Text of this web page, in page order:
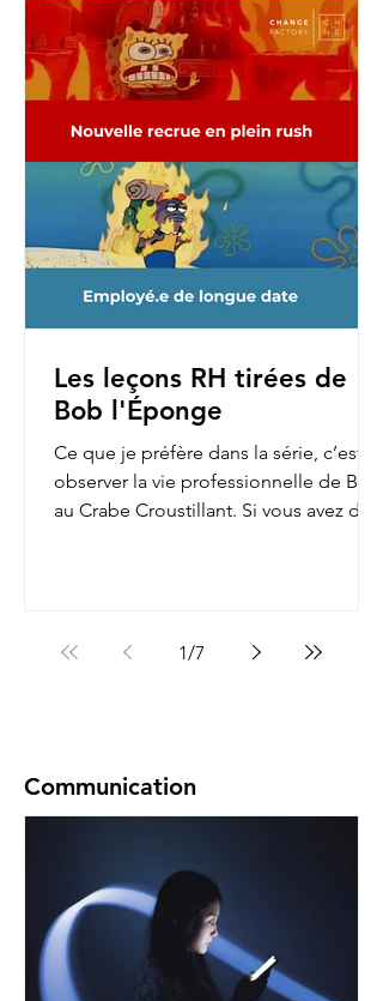
Les leçons RH tirées de
Bob l'Éponge
Ce que je préfère dans la série, c’est
observer la vie professionnelle de Bob
au Crabe Croustillant. Si vous avez déjà
1/7
Communication